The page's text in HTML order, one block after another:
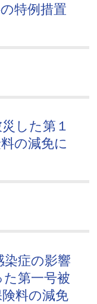
特例措置
した第１
の減免に
症の影響
第一号被
料の減免